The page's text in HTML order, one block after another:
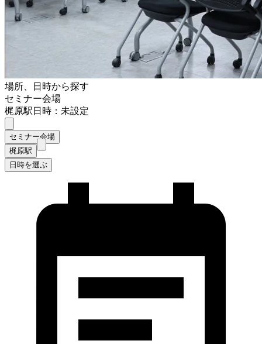
場所、日時から探す
セミナー会場
梶原駅日時：未設定
セミナー会場
梶原駅
日時を選ぶ